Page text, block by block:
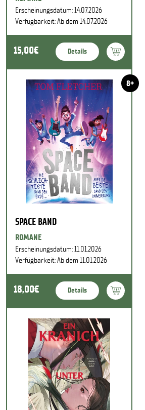
Erscheinungsdatum: 14.07.2026
Verfügbarkeit: Ab dem 14.07.2026
15,00€ Details
8+
SPACE BAND
ROMANE
Erscheinungsdatum: 11.01.2026
Verfügbarkeit: Ab dem 11.01.2026
18,00€ Details